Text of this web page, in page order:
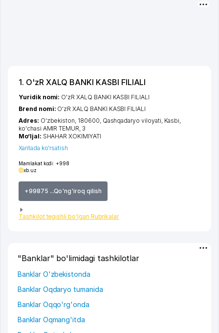
1. O'zR XALQ BANKI KASBI FILIALI
Mamlakat kodi: +998
xb.uz
+99875 ...Qo'ng'iroq qilish
Tashkilot tegishli bo'lgan Rubrikalar
Yuridik nomi: O'zR XALQ BANKI KASBI FILIALI
Brend nomi: O'zR XALQ BANKI KASBI FILIALI
Adres: O'zbekiston, 180600, Qashqadaryo viloyati, Kasbi,
ko'chasi AMIR TEMUR, 3
Mo‘ljal: SHAHAR XOKIMIYATI
Xaritada ko'rsatish
"Banklar" bo'limidagi tashkilotlar
Banklar O'zbekistonda
Banklar Oqdaryo tumanida
Banklar Oqqo'rg'onda
Banklar Oqmang'itda